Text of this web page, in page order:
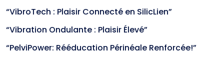
“VibroTech : Plaisir Connecté en SilicLien”
“Vibration Ondulante : Plaisir Élevé”
“PelviPower: Rééducation Périnéale Renforcée!”